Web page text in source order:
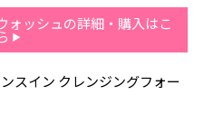
ォッシュの詳細・購入はこ
スイン クレンジングフォー